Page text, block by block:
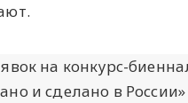
на конкурс-
и сделано в